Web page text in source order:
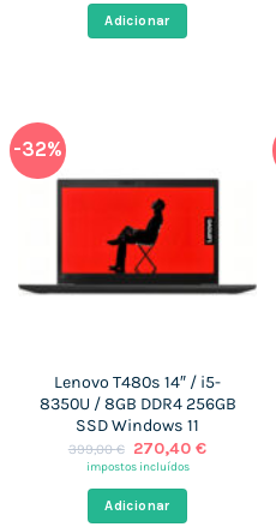
era:
412,00 €.
Adicionar
-32%
Lenovo T480s 14″ / i5-
8350U / 8GB DDR4 256GB
SSD Windows 11
399,00€ O
preço
era:
399,00 €.
270,40€O
impostos incluídos
Adicionar